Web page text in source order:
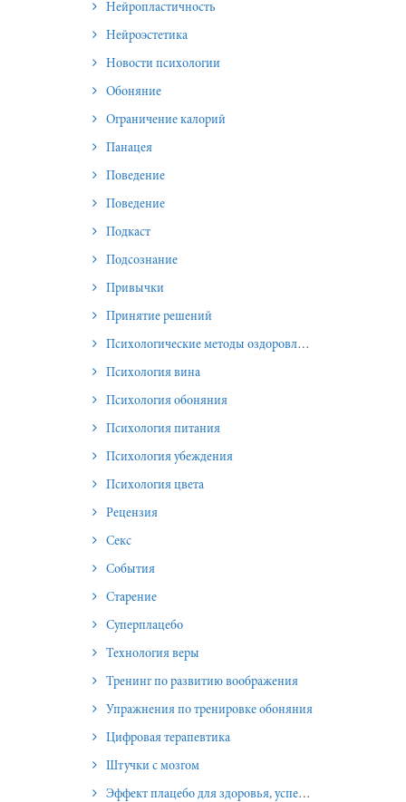
Нейропластичность
Нейроэстетика
Новости психологии
Обоняние
Ограничение калорий
Панацея
Поведение
Поведение
Подкаст
Подсознание
Привычки
Принятие решений
Психологические методы оздоровления и омоложения
Психология вина
Психология обоняния
Психология питания
Психология убеждения
Психология цвета
Рецензия
Секс
События
Старение
Суперплацебо
Технология веры
Тренинг по развитию воображения
Упражнения по тренировке обоняния
Цифровая терапевтика
Штучки с мозгом
Эффект плацебо для здоровья, успеха и отношений